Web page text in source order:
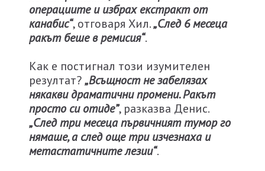
операциите и избрах екстракт от
канабис“, отговаря Хил.„След 6 месеца
ракът беше в ремисия“.
Как е постигнал този изумителен
резултат?„Всъщност не забелязах
някакви драматични промени. Ракът
просто си отиде”, разказва Денис.
„След три месеца първичният тумор го
нямаше, а след още три изчезнаха и
метастатичните лезии“.